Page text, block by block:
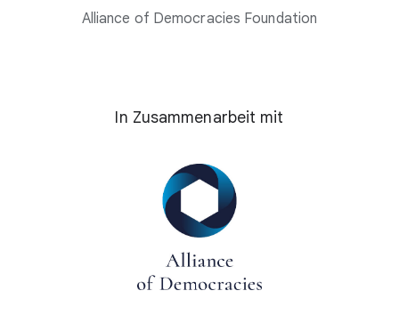
Alliance of Democracies Foundation
In Zusammenarbeit mit